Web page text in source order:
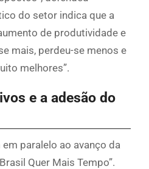
do setor indica que a
de produtividade e
mais, perdeu-se menos e
melhores”.
e a adesão do
paralelo ao avanço da
Quer Mais Tempo”.